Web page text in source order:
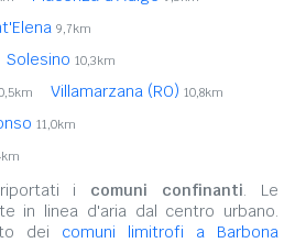
9,7km
Solesino 10,3km
Villamarzana (RO) 10,8km
11,0km
i comuni confinanti. Le
in linea d'aria dal centro urbano.
dei comuni limitrofi a Barbona